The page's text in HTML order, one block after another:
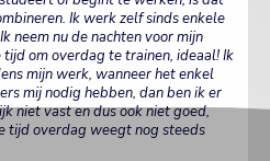
Ik werk zelf sinds enkele
neem nu de nachten voor mijn
om overdag te trainen, ideaal!Ik
mijn werk, wanneer het enkel
mij nodig hebben, dan ben ik er
niet vast en dus ook niet goed,
tijd overdag weegt nog steeds